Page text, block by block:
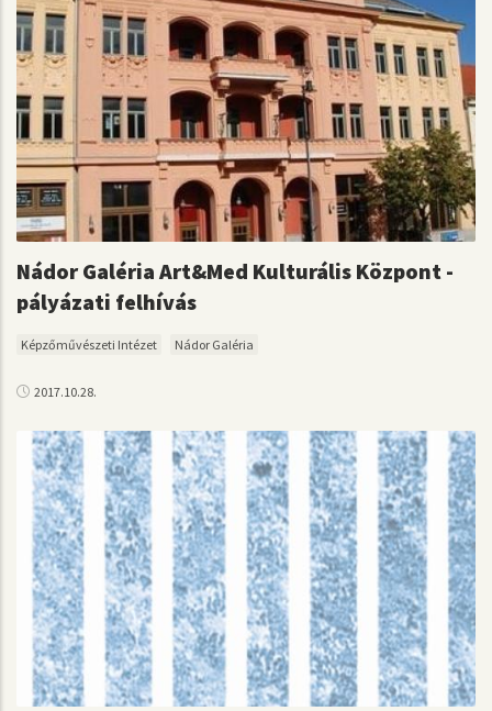
Nádor Galéria Art&Med Kulturális Központ -
pályázati felhívás
Képzőművészeti Intézet Nádor Galéria
2017.10.28.